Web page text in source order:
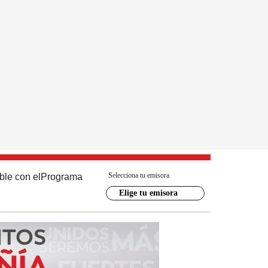
con el Programa Selecciona tu emisora
Elige tu emisora